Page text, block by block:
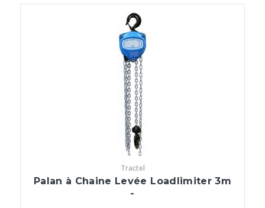
Tractel
Palan à Chaine Levée Loadlimiter 3m
-